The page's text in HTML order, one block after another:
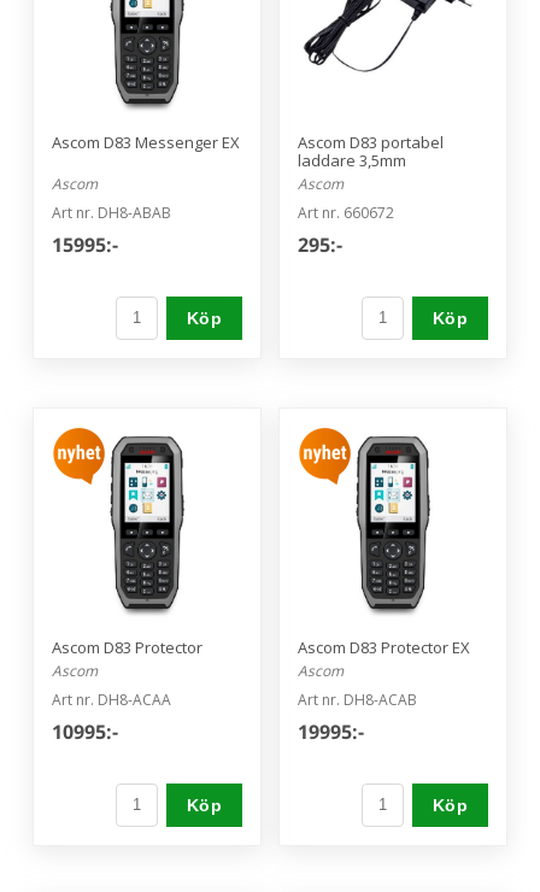
Ascom D83 Messenger EX
Ascom
Art nr. DH8-ABAB
15995:-
Köp
Ascom D83 portabel
laddare 3,5mm
Ascom
Art nr. 660672
295:-
Köp
Ascom D83 Protector
Ascom
Art nr. DH8-ACAA
10995:-
Köp
Ascom D83 Protector EX
Ascom
Art nr. DH8-ACAB
19995:-
Köp